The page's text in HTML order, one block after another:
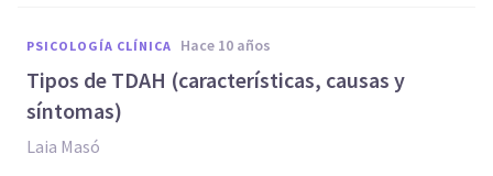
PSICOLOGÍA CLÍNICA hace 10 años
Tipos de TDAH (características, causas y
síntomas)
Laia Masó